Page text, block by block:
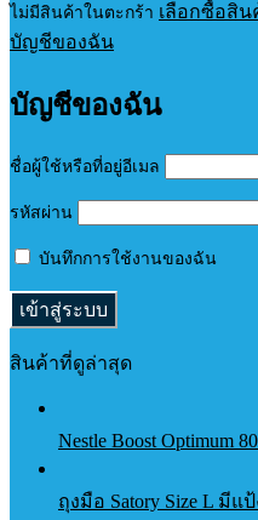
ไม่มีสินค้าในตะกร้า เลือกซื้อสิน
บัญชีของฉัน
บัญชีของฉัน
ชื่อผู้ใช้หรือที่อยู่อีเมล
รหัสผ่าน
บันทึกการใช้งานของฉัน
สินค้าที่ดูล่าสุด
Nestle Boost
ถุงมือ Satory Size L มี